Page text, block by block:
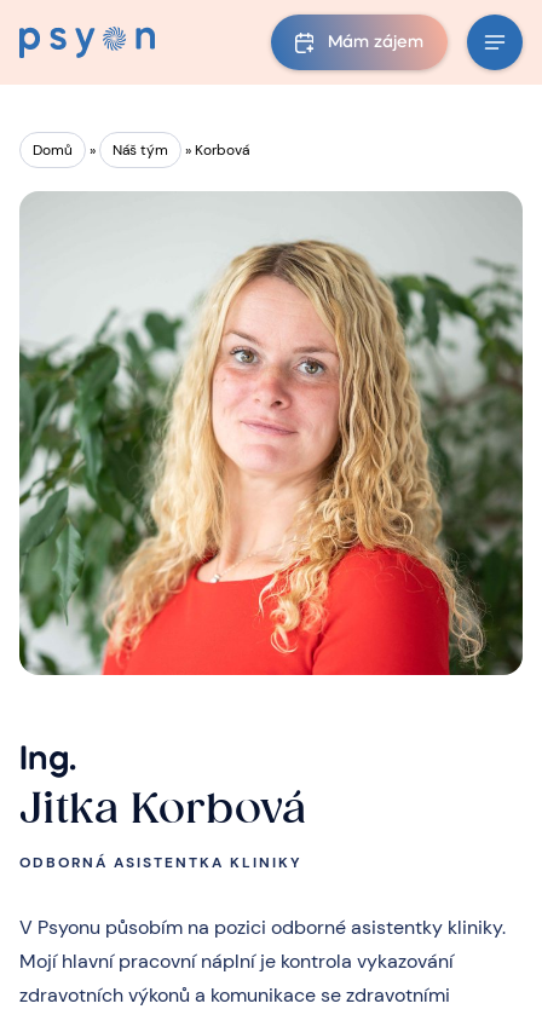
Mám zájem
Domů » Náš tým »Korbová
Ing.
Jitka Korbová
ODBORNÁ ASISTENTKA KLINIKY
V Psyonu působím na pozici odborné asistentky kliniky.
Mojí hlavní pracovní náplní je kontrola vykazování
zdravotních výkonů a komunikace se zdravotními